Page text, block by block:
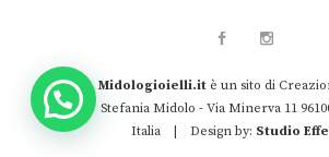
Midologioielli.it è un sito di
Stefania Midolo - Via Minerva 11
Italia | Design by: Studio